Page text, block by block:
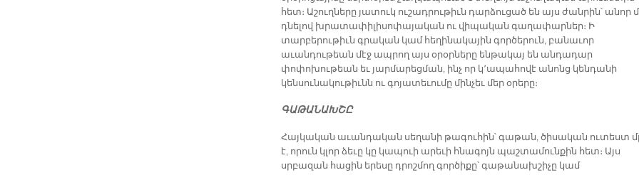
հետ։ Աշուղները յատուկ ուշադրութիւն դարձուցած են այս ժանրին՝ անոր
դնելով խրատափիլիսոփայական ու վիպական գաղափարներ։ Ի
տարբերութիւն գրական կամ հեղինակային գործերուն, բանաւոր
աւանդութեան մէջ ապրող այս օրօրները ենթակայ են անդադար
փոփոխութեան եւ յարմարեցման, ինչ որ կ՚ապահովէ անոնց կենդանի
կենսունակութիւնն ու գոյատեւումը մինչեւ մեր օրերը։
ԳԱԹԱՆԱԽՇԸ
Հայկական աւանդական սեղանի թագուհին՝ գաթան, ծիսական ուտեստ
է, որուն կլոր ձեւը կը կապուի արեւի հնագոյն պաշտամունքին հետ։ Այս
սրբազան հացին երեսը դրոշմող գործիքը՝ գաթանախշիչը կամ